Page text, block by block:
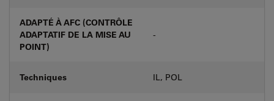
ADAPTÉ À AFC (CONTRÔLE
ADAPTATIF DE LA MISE AU
POINT)
-
Techniques IL, POL